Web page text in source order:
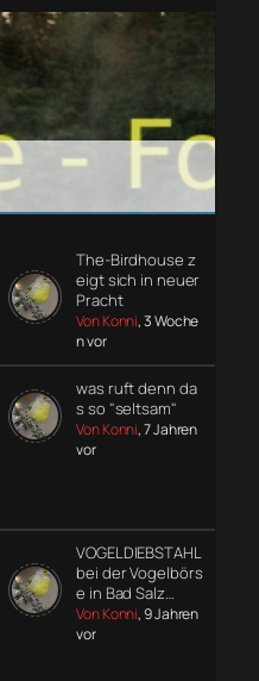
The-Birdhouse z
eigt sich in neuer
Pracht
Von Konni, 3 Woche
n vor
was ruft denn da
s so "seltsam"
Von Konni, 7 Jahren
vor
VOGELDIEBSTAHL
bei der Vogelbörs
e in Bad Salz…
Von Konni, 9 Jahren
vor